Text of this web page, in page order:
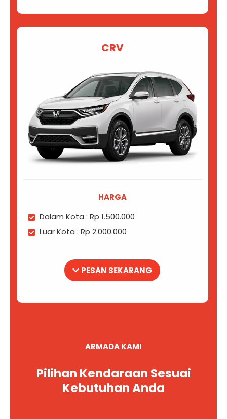
CRV
HARGA
Dalam Kota : Rp 1.500.000
Luar Kota : Rp 2.000.000
PESAN SEKARANG
ARMADA KAMI
Pilihan Kendaraan Sesuai
Kebutuhan Anda